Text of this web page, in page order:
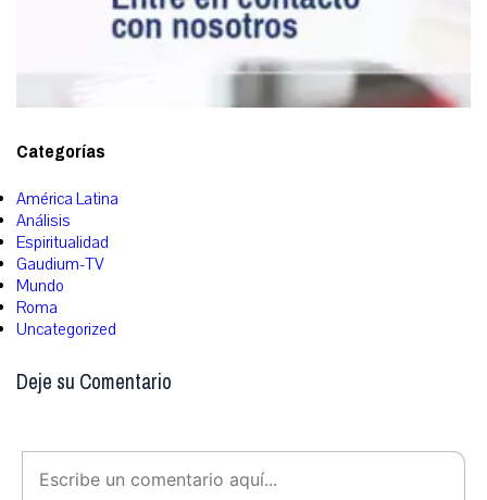
Categorías
América Latina
Análisis
Espiritualidad
Gaudium-TV
Mundo
Roma
Uncategorized
Deje su Comentario